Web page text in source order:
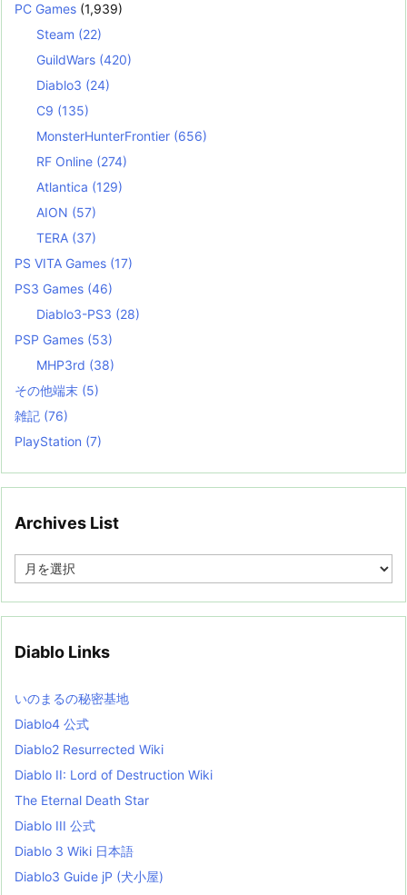
PC Games (1,939)
Steam (22)
GuildWars (420)
Diablo3 (24)
C9 (135)
MonsterHunterFrontier (656)
RF Online (274)
Atlantica (129)
AION (57)
TERA (37)
PS VITA Games (17)
PS3 Games (46)
Diablo3-PS3 (28)
PSP Games (53)
MHP3rd (38)
その他端末 (5)
雑記 (76)
PlayStation (7)
Archives List
e
i
s
t
Diablo Links
いのまるの秘密基地
Diablo4 公式
Diablo2 Resurrected Wiki
Diablo II: Lord of Destruction Wiki
The Eternal Death Star
Diablo III 公式
Diablo 3 Wiki 日本語
Diablo3 Guide jP (犬小屋)